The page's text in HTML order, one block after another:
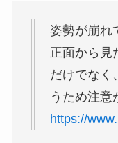
姿勢が崩れ
正面から見
だけでなく
うため注意
https://